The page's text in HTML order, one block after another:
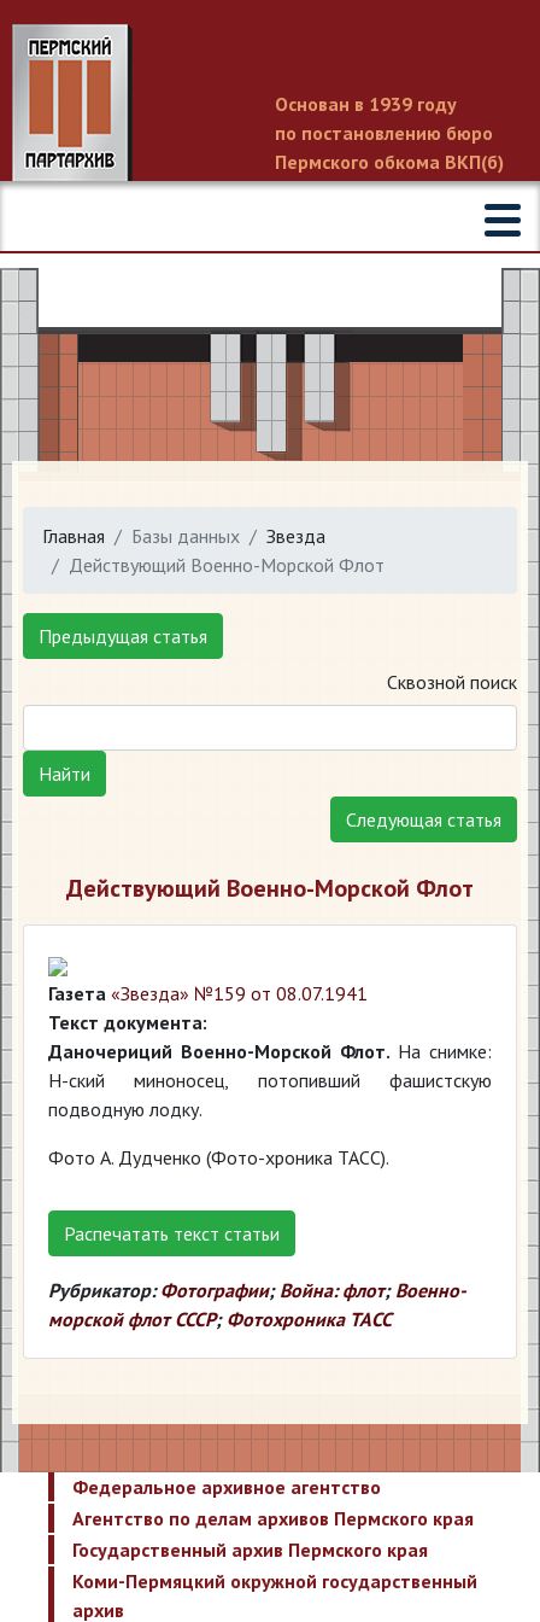
Основан в 1939 году
по постановлению бюро
Пермского обкома ВКП(б)
Главная Базы данных
Звезда
Действующий Военно-Морской Флот
Предыдущая статья
Сквозной поиск
Найти
Следующая статья
Действующий Военно-Морской Флот
Газета «Звезда» №159 от 08.07.1941
Текст документа:
Даночериций Военно-Морской Флот. На снимке:
Н-ский миноносец, потопивший фашистскую
подводную лодку.
Фото А. Дудченко (Фото-хроника ТАСС).
Распечатать текст статьи
Рубрикатор: Фотографии; Война: флот; Военно-
морской флот СССР; Фотохроника ТАСС
Федеральное архивное агентство
Агентство по делам архивов Пермского края
Государственный архив Пермского края
Коми-Пермяцкий окружной государственный
архив